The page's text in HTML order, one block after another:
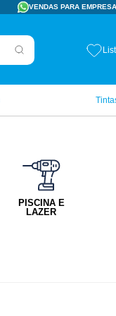
VENDAS PARA
PISCINA E
LAZER